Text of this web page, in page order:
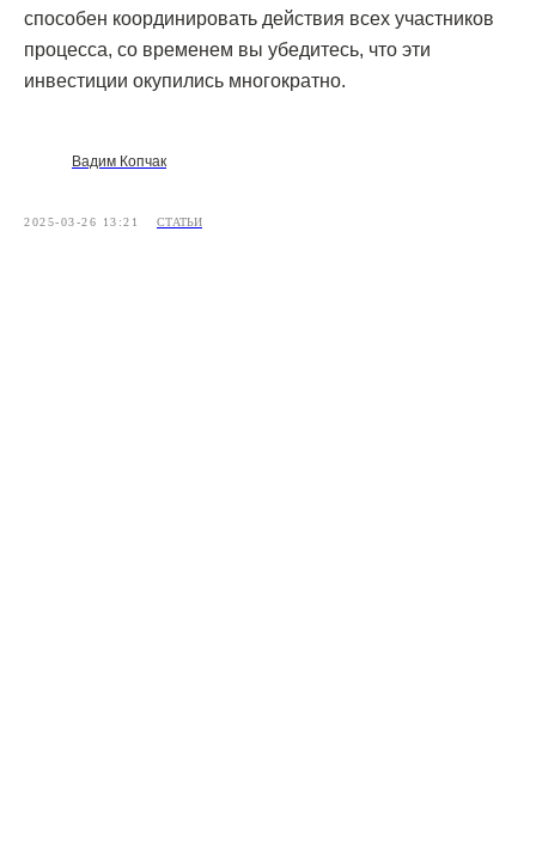
способен координировать действия всех участников
процесса, со временем вы убедитесь, что эти
инвестиции окупились многократно.
Вадим Копчак
2025-03-26 13:21 СТАТЬИ
hello@iamdes.ru
ПИШИТЕ НА ПОЧТУ: